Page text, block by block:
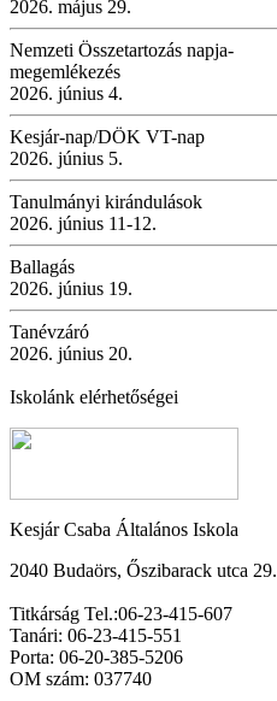
2026. május 29.
Nemzeti Összetartozás napja-
megemlékezés
2026. június 4.
Kesjár-nap/DÖK VT-nap
2026. június 5.
Tanulmányi kirándulások
2026. június 11-12.
Ballagás
2026. június 19.
Tanévzáró
2026. június 20.
Iskolánk elérhetőségei
Kesjár Csaba Általános Iskola
2040 Budaörs, Őszibarack utca 29.
Titkárság Tel.:06-23-415-607
Tanári: 06-23-415-551
Porta: 06-20-385-5206
OM szám: 037740